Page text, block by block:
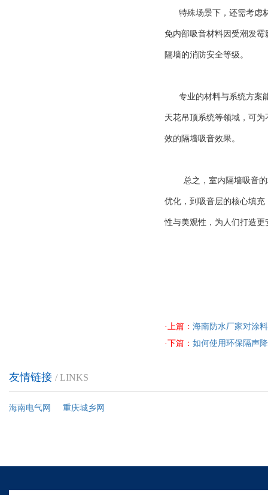
特殊场景下，还需考虑材
免内部吸音材料因受潮发
隔墙的消防安全等级。
专业的材料与系统方案能
天花吊顶系统等领域，可
效的隔墙吸音效果。
总之，室内隔墙吸音的
优化，到吸音层的核心填
性与美观性，为人们打造
·上篇： 海南防水厂家对涂
·下篇： 如何使用环保隔声
友情链接 / LINKS
海南电气网 重庆城乡网